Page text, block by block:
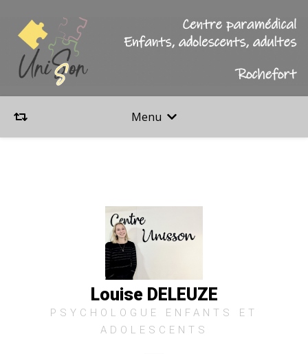
Menu
Louise DELEUZE
PSYCHOLOGUE ENFANTS ET
ADOLESCENTS